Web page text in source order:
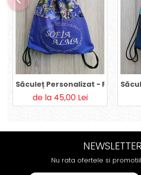
Săculeț Personalizat - Purple
de la 45,00 Lei
NEWSLETTER
Nu rata ofertele si